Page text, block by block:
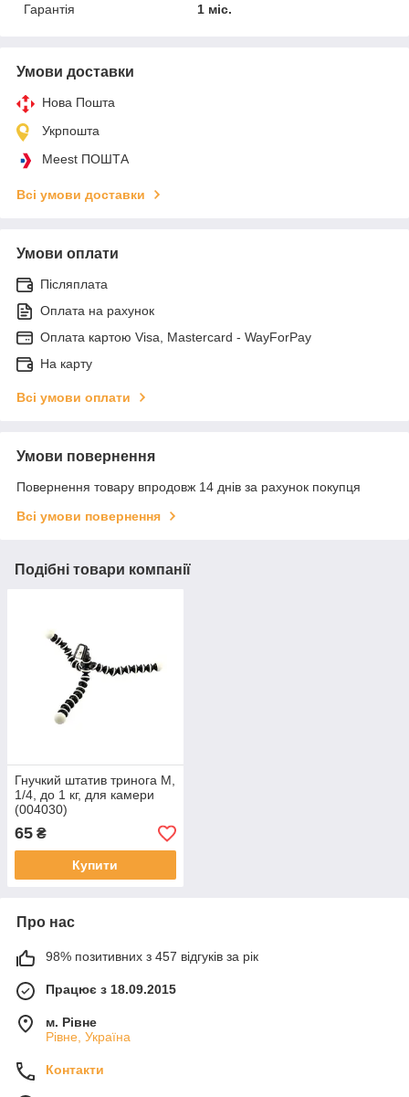
Гарантія
1 міс.
Умови доставки
Нова Пошта
Укрпошта
Meest ПОШТА
Всі умови доставки
Умови оплати
Післяплата
Оплата на рахунок
Оплата картою Visa, Mastercard - WayForPay
На карту
Всі умови оплати
Умови повернення
Повернення товару впродовж 14 днів за рахунок покупця
Всі умови повернення
Подібні товари компанії
Гнучкий штатив тринога M,
1/4, до 1 кг, для камери
(004030)
65 ₴
Купити
Про нас
98% позитивних з 457 відгуків за рік
Працює з 18.09.2015
м. Рівне
Рівне, Україна
Контакти